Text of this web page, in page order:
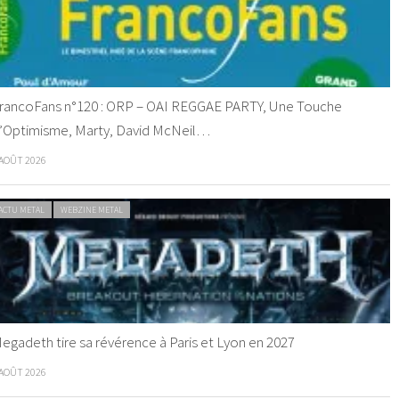
n°120 : ORP – OAI REGGAE PARTY, Une Touche
Marty, David McNeil…
2026
METAL WEBZINE METAL
tire sa révérence à Paris et Lyon en 2027
2026